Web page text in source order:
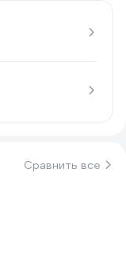
Сравнить все